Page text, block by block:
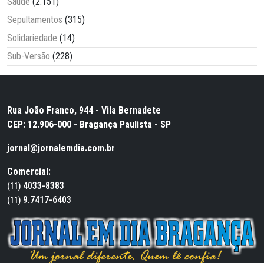
Sepultamentos (315)
Solidariedade (14)
Sub-Versão (228)
Rua João Franco, 944 - Vila Bernadete
CEP: 12.906-000 - Bragança Paulista - SP
jornal@jornalemdia.com.br
Comercial:
(11) 4033-8383
(11) 9.7417-6403